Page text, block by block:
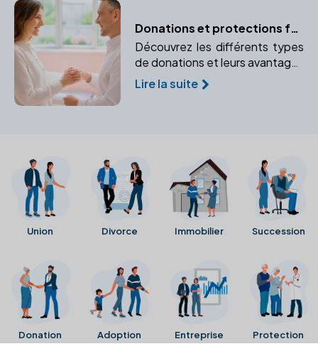
Donations et protections familiales : les conseils du notaire
Découvrez les différents types
de donations et leurs avantages
pour protéger votre famille. Un
notaire peut vous aider à
Lire la suite
Union Divorce Immobilier Succession
Donation Adoption Entreprise Protection